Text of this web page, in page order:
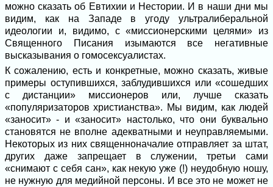
можно сказать об Евтихии и Нестории. И в наши дни мы
видим, как на Западе в угоду ультралиберальной
идеологии и, видимо, с «миссионерскими целями» из
Священного Писания изымаются все негативные
высказывания о гомосексуалистах.
К сожалению, есть и конкретные, можно сказать, живые
примеры оступившихся, заблудившихся или «сошедших
с дистанции» миссионеров или, лучше сказать
«популяризаторов христианства». Мы видим, как людей
«заносит» - и «заносит» настолько, что они буквально
становятся не вполне адекватными и неуправляемыми.
Некоторых из них священноначалие отправляет за штат,
других даже запрещает в служении, третьи сами
«снимают с себя сан», как некую уже (!) неудобную ношу,
не нужную для медийной персоны. И все это не может не